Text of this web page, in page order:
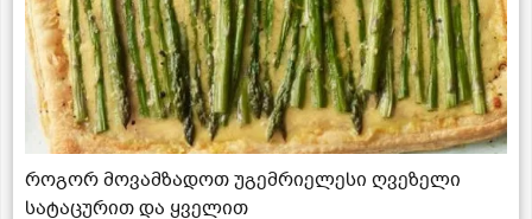
როგორ მოვამზადოთ უგემრიელესი ღვეზელი
სატაცურით და ყველით